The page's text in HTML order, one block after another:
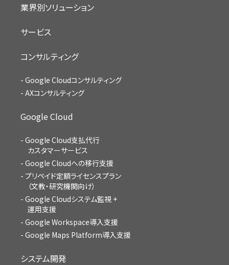
業界別ソリューション
サービス
コンサルティング
Google Cloudコンサルティング
AXコンサルティング
Google Cloud
Google Cloud支払代行
カスタマーサービス
Google Cloudへの移行支援
プリペイド定額ライセンスプラン
（文教・研究機関向け）
Google Cloudシステム監視 +
運用支援
Google Workspace導入支援
Google Maps Platform導入支援
システム開発